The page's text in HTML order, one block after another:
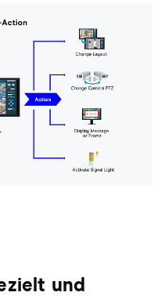
und